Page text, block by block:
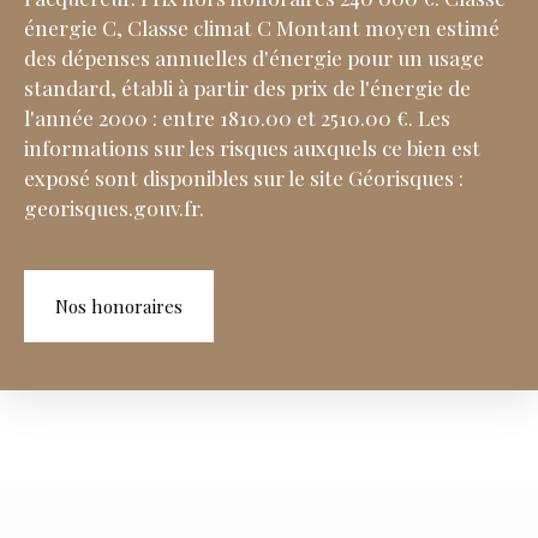
énergie C, Classe climat C Montant moyen estimé
des dépenses annuelles d'énergie pour un usage
standard, établi à partir des prix de l'énergie de
l'année 2000 : entre 1810.00 et 2510.00 €. Les
informations sur les risques auxquels ce bien est
exposé sont disponibles sur le site Géorisques :
georisques.gouv.fr.
Nos honoraires